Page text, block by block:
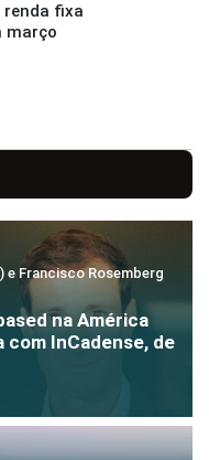
fixa
março
e Francisco Rosemberg
na América
com InCadense, de